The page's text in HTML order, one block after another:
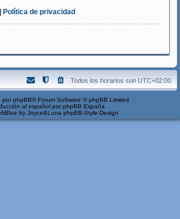
| Política de privacidad
Todos los horarios son UTC+02:00
por phpBB® Forum Software © phpBB Limited
al español por phpBB España
by Joyce&Luna phpBB-Style-Design